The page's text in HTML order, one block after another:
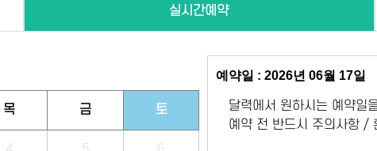
실시간예약
목 금 토
예약일 : 2026년 06월 17일
달력에서 원하시는 예약일
예약 전 반드시 주의사항 /